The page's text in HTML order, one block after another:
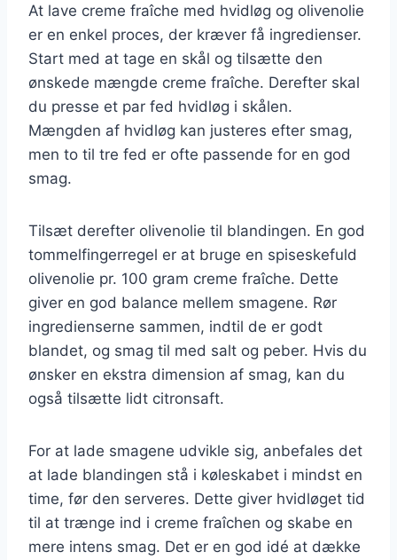
At lave creme fraîche med hvidløg og olivenolie
er en enkel proces, der kræver få ingredienser.
Start med at tage en skål og tilsætte den
ønskede mængde creme fraîche. Derefter skal
du presse et par fed hvidløg i skålen.
Mængden af hvidløg kan justeres efter smag,
men to til tre fed er ofte passende for en god
smag.
Tilsæt derefter olivenolie til blandingen. En god
tommelfingerregel er at bruge en spiseskefuld
olivenolie pr. 100 gram creme fraîche. Dette
giver en god balance mellem smagene. Rør
ingredienserne sammen, indtil de er godt
blandet, og smag til med salt og peber. Hvis du
ønsker en ekstra dimension af smag, kan du
også tilsætte lidt citronsaft.
For at lade smagene udvikle sig, anbefales det
at lade blandingen stå i køleskabet i mindst en
time, før den serveres. Dette giver hvidløget tid
til at trænge ind i creme fraîchen og skabe en
mere intens smag. Det er en god idé at dække